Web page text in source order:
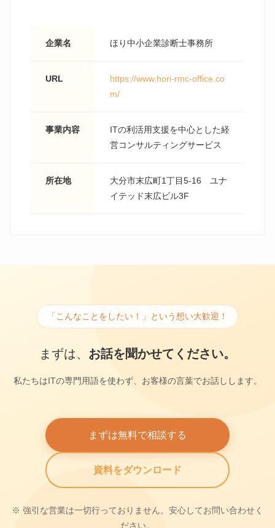
企業名 ほり中小企業診断士事務所
URL
https://www.hori-rmc-office.co
m/
事業内容
ITの利活用支援を中心とした経
営コンサルティングサービス
所在地
大分市末広町1丁目5-16 ユナ
イテッド末広ビル3F
「こんなことをしたい！」という想い大歓迎！
まずは、 お話を聞かせてください。
私たちはITの専門用語を使わず、お客様の言葉でお話しします。
まずは無料で相談する
資料をダウンロード
※ 強引な営業は一切行っておりません。安心してお問い合わせく
ださい。